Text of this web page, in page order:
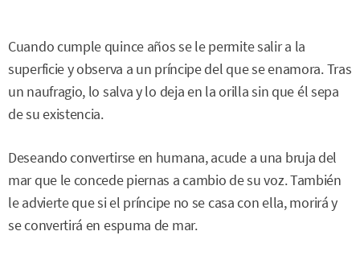
Cuando cumple quince años se le permite salir a la
superficie y observa a un príncipe del que se enamora. Tras
un naufragio, lo salva y lo deja en la orilla sin que él sepa
de su existencia.
Deseando convertirse en humana, acude a una bruja del
mar que le concede piernas a cambio de su voz. También
le advierte que si el príncipe no se casa con ella, morirá y
se convertirá en espuma de mar.